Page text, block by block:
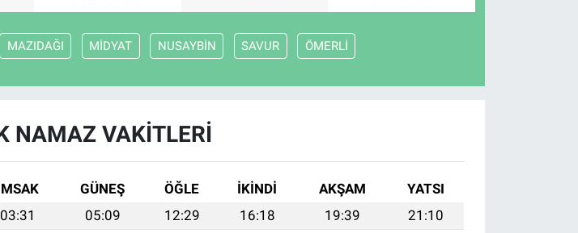
MAZIDAĞI MİDYAT NUSAYBİN SAVUR ÖMERLİ
NAMAZ VAKITLERI
GÜNEŞ ÖĞLE İKINDI AKŞAM
YATSI
03:31 05:09 12:29 16:18 19:39
21:10